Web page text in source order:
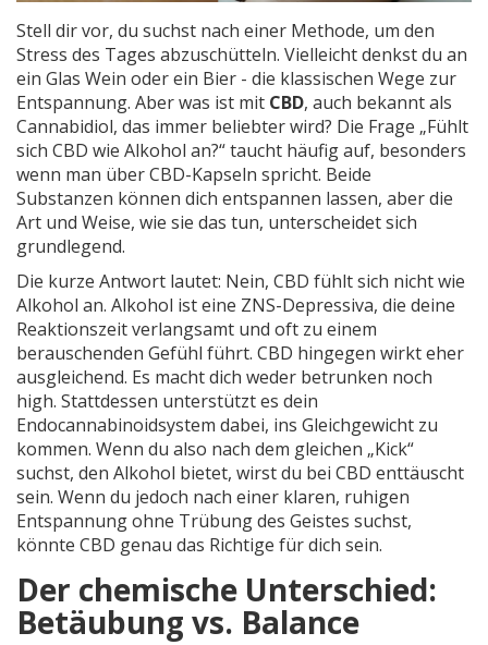
Stell dir vor, du suchst nach einer Methode, um den
Stress des Tages abzuschütteln. Vielleicht denkst du an
ein Glas Wein oder ein Bier - die klassischen Wege zur
Entspannung. Aber was ist mit CBD, auch bekannt als
Cannabidiol, das immer beliebter wird? Die Frage „Fühlt
sich CBD wie Alkohol an?“ taucht häufig auf, besonders
wenn man überCBD-Kapseln spricht. Beide
Substanzen können dich entspannen lassen, aber die
Art und Weise, wie sie das tun, unterscheidet sich
grundlegend.
Die kurze Antwort lautet: Nein, CBD fühlt sich nicht wie
Alkohol an. Alkohol ist eine ZNS-Depressiva, die deine
Reaktionszeit verlangsamt und oft zu einem
berauschenden Gefühl führt. CBD hingegen wirkt eher
ausgleichend. Es macht dich weder betrunken noch
high. Stattdessen unterstützt es dein
Endocannabinoidsystem dabei, ins Gleichgewicht zu
kommen. Wenn du also nach dem gleichen „Kick“
suchst, den Alkohol bietet, wirst du bei CBD enttäuscht
sein. Wenn du jedoch nach einer klaren, ruhigen
Entspannung ohne Trübung des Geistes suchst,
könnte CBD genau das Richtige für dich sein.
Der chemische Unterschied:
Betäubung vs. Balance